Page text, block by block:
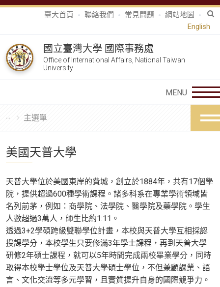
臺大首頁 聯絡我們 常見問題
網站地圖
English
國立臺灣大學 國際事務處
Office of International Affairs, National Taiwan
University
主選單
美國天普大學
天普大學位於美國東岸的費城，創立於1884年，共有17個學
院，提供超過600種學術課程。諸多科系在專業學術領域皆
名列前茅，例如：商學院、法學院、醫學院及藥學院。學生
人數超過3萬人，師生比約1:11。
透過3+2學碩跨級雙聯學位計畫，本校與天普大學互相採認
授課學分，本校學生只要修滿3年學士課程，再到天普大學
研修2年碩士課程，就可以5年時間完成兩校畢業學分，同時
取得本校學士學位及天普大學碩士學位，不但兼顧課業、語
言、文化交流等多元學習，且實質提升自身的國際競爭力。